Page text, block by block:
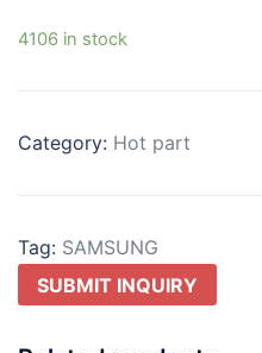
4106 in stock
Category: Hot part
Tag: SAMSUNG
SUBMIT INQUIRY